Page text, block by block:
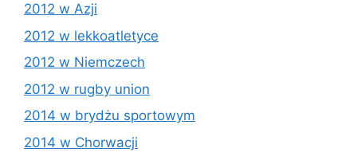
2012 w Azji
2012 w lekkoatletyce
2012 w Niemczech
2012 w rugby union
2014 w brydżu sportowym
2014 w Chorwacji